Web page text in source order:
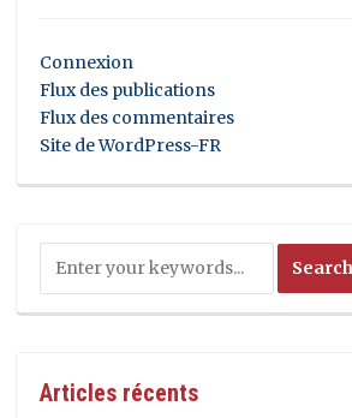
Connexion
Flux des publications
Flux des commentaires
Site de WordPress-FR
Articles récents